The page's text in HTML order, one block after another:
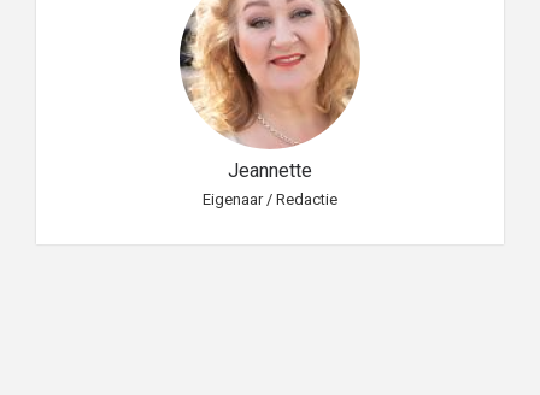
Jeannette
Eigenaar / Redactie